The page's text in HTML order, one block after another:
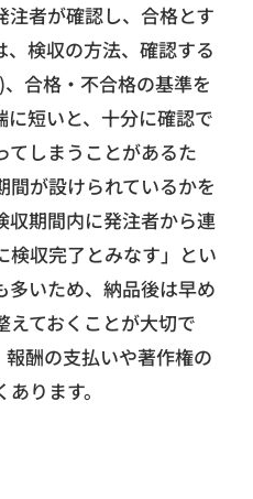
注者が確認し、合格とす
、検収の方法、確認する
合格・不合格の基準を
短いと、十分に確認で
てしまうことがあるた
間が設けられているかを
収期間内に発注者から連
検収完了とみなす」とい
多いため、納品後は早め
えておくことが大切で
酬の支払いや著作権の
ります。